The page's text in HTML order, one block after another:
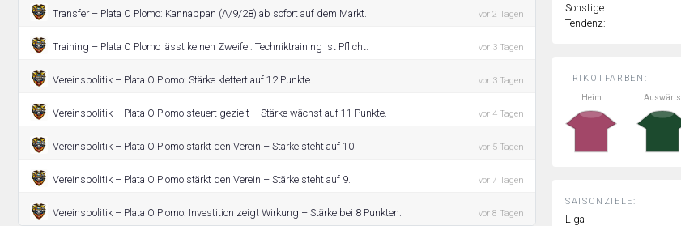
Transfer – Plata O Plomo: Kannappan (A/9/28) ab sofort auf dem Markt. vor 2 Tagen
Training – Plata O Plomo lässt keinen Zweifel: Techniktraining ist Pflicht. vor 3 Tagen
Vereinspolitik – Plata O Plomo: Stärke klettert auf 12 Punkte. vor 3 Tagen
Vereinspolitik – Plata O Plomo steuert gezielt – Stärke wächst auf 11 Punkte. vor 4 Tagen
Vereinspolitik – Plata O Plomo stärkt den Verein – Stärke steht auf 10. vor 5 Tagen
Vereinspolitik – Plata O Plomo stärkt den Verein – Stärke steht auf 9. vor 7 Tagen
Vereinspolitik – Plata O Plomo: Investition zeigt Wirkung – Stärke bei 8 Punkten. vor 8 Tagen
TRIKOTFARBEN:
Heim
Auswärts
SAISONZIELE:
Liga
Sonstige:
Tendenz: